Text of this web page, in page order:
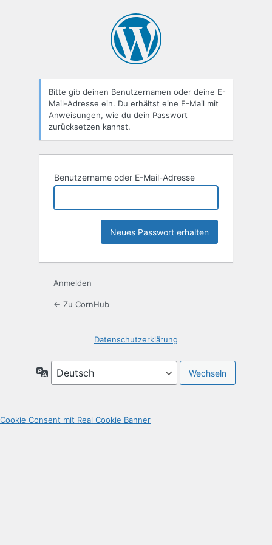
Bitte gib deinen Benutzernamen oder deine E-
Mail-Adresse ein. Du erhältst eine E-Mail mit
Anweisungen, wie du dein Passwort
zurücksetzen kannst.
Benutzername oder E-Mail-Adresse
Anmelden
← Zu CornHub
Datenschutzerklärung
Sprache
Cookie Consent mit Real Cookie Banner